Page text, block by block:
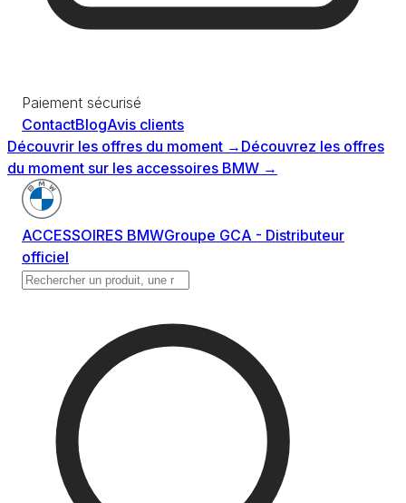
Paiement sécurisé
ContactBlogAvis clients
Découvrir les offres du moment → Découvrez les offres
du moment sur les accessoires BMW →
ACCESSOIRES BMWGroupe GCA - Distributeur
officiel